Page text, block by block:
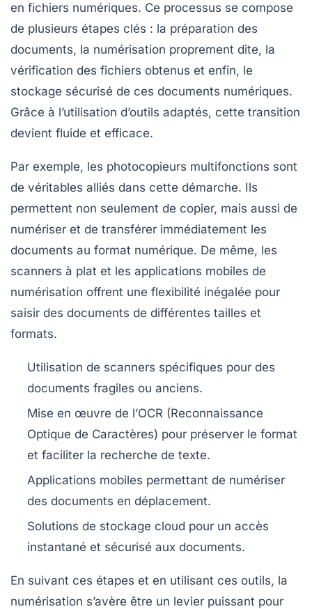
en fichiers numériques. Ce processus se compose
de plusieurs étapes clés : la préparation des
documents, la numérisation proprement dite, la
vérification des fichiers obtenus et enfin, le
stockage sécurisé de ces documents numériques.
Grâce à l’utilisation d’outils adaptés, cette transition
devient fluide et efficace.
Par exemple, les photocopieurs multifonctions sont
de véritables alliés dans cette démarche. Ils
permettent non seulement de copier, mais aussi de
numériser et de transférer immédiatement les
documents au format numérique. De même, les
scanners à plat et les applications mobiles de
numérisation offrent une flexibilité inégalée pour
saisir des documents de différentes tailles et
formats.
Utilisation de scanners spécifiques pour des
documents fragiles ou anciens.
Mise en œuvre de l’OCR (Reconnaissance
Optique de Caractères) pour préserver le format
et faciliter la recherche de texte.
Applications mobiles permettant de numériser
des documents en déplacement.
Solutions de stockage cloud pour un accès
instantané et sécurisé aux documents.
En suivant ces étapes et en utilisant ces outils, la
numérisation s’avère être un levier puissant pour